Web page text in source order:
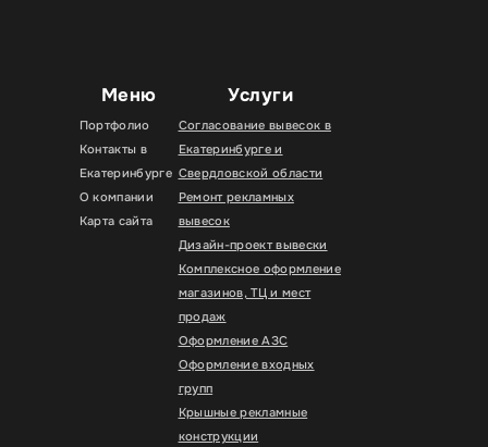
Меню
Портфолио
Контакты в
Екатеринбурге
О компании
Карта сайта
Услуги
Согласование вывесок в
Екатеринбурге и
Свердловской области
Ремонт рекламных
вывесок
Дизайн-проект вывески
Комплексное оформление
магазинов, ТЦ и мест
продаж
Оформление АЗС
Оформление входных
групп
Крышные рекламные
конструкции